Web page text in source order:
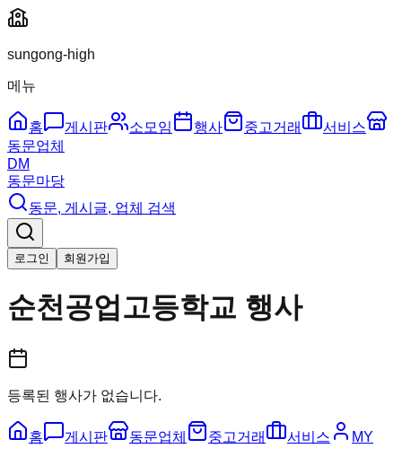
sungong-high
메뉴
홈 게시판 소모임 행사 중고거래
서비스
동문업체
DM
동문마당
동문, 게시글, 업체 검색
로그인 회원가입
순천공업고등학교 행사
등록된 행사가 없습니다.
홈 게시판 동문업체 중고거래 서비스 MY